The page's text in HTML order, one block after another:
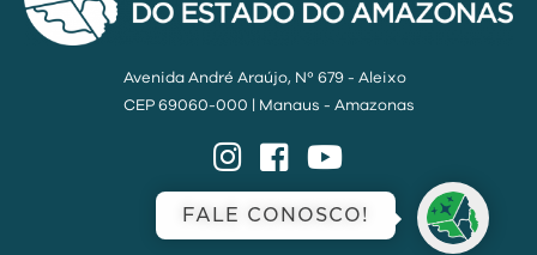
Data
Avenida André Araújo, Nº 679 - Aleixo
CEP 69060-000 | Manaus - Amazonas
InstagramFacebook
FALE CONOSCO!